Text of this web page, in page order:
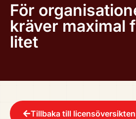
För
kräver
li­tet
Tillbaka till licen­sö­ver­sik­ten